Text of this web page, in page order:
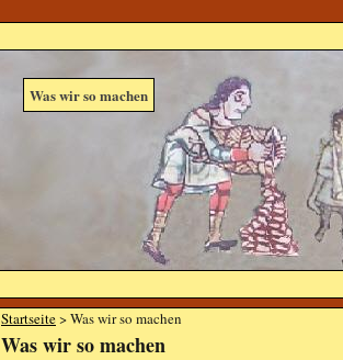
Was wir so machen
Startseite> Was wir so machen
Was wir so machen